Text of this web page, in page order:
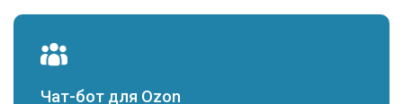
Чат-бот для Ozon